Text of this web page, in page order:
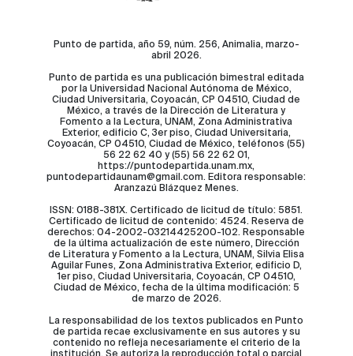
Punto de partida, año 59, núm. 256, Animalia, marzo-
abril 2026.
Punto de partida es una publicación bimestral editada
por la Universidad Nacional Autónoma de México,
Ciudad Universitaria, Coyoacán, CP 04510, Ciudad de
México, a través de la Dirección de Literatura y
Fomento a la Lectura, UNAM, Zona Administrativa
Exterior, edificio C, 3er piso, Ciudad Universitaria,
Coyoacán, CP 04510, Ciudad de México, teléfonos (55)
56 22 62 40 y (55) 56 22 62 01,
https://puntodepartida.unam.mx,
puntodepartidaunam@gmail.com. Editora responsable:
Aranzazú Blázquez Menes.
ISSN: 0188-381X. Certificado de licitud de título: 5851.
Certificado de licitud de contenido: 4524. Reserva de
derechos: 04-2002-03214425200-102. Responsable
de la última actualización de este número, Dirección
de Literatura y Fomento a la Lectura, UNAM, Silvia Elisa
Aguilar Funes, Zona Administrativa Exterior, edificio D,
1er piso, Ciudad Universitaria, Coyoacán, CP 04510,
Ciudad de México, fecha de la última modificación: 5
de marzo de 2026.
La responsabilidad de los textos publicados en Punto
de partida recae exclusivamente en sus autores y su
contenido no refleja necesariamente el criterio de la